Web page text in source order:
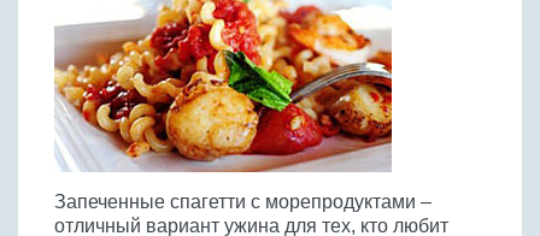
Запеченные спагетти c морепродуктами –
отличный вариант ужина для тех, кто любит